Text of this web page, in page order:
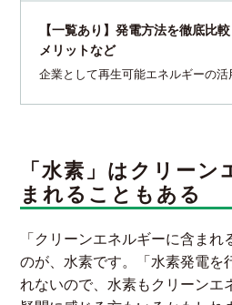
【一覧あり】発電方法を徹底比
メリットなど
企業として再生可能エネルギーの活
メリット・デメリット、日本の発
い・珍しい発電方法などを徹底解
発電方法についての理解が深まると
重要性を認識できるでしょう。
「水素」はクリー
まれることもある
「クリーンエネルギーに含ま
のが、水素です。「水素発電を
れないので、水素もクリーンエ